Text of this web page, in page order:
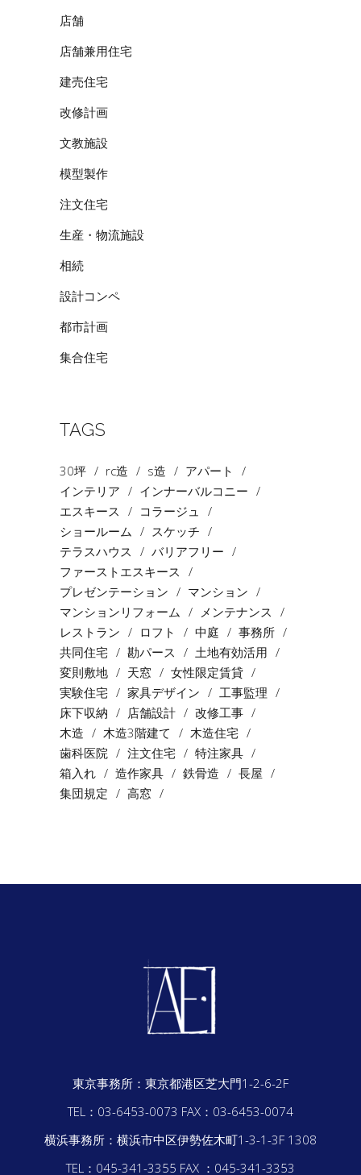
店舗
店舗兼用住宅
建売住宅
改修計画
文教施設
模型製作
注文住宅
生産・物流施設
相続
設計コンペ
都市計画
集合住宅
TAGS
30坪 rc造 s造
アパート
インテリア
インナーバルコニー
エスキース
コラージュ
ショールーム
スケッチ
テラスハウス
バリアフリー
ファーストエスキース
プレゼンテーション
マンション
マンションリフォーム
メンテナンス
レストラン
ロフト 中庭
事務所
共同住宅
勘パース
土地有効活用
変則敷地
天窓
女性限定賃貸
実験住宅
家具デザイン
工事監理
床下収納
店舗設計
改修工事
木造
木造3階建て
木造住宅
歯科医院
注文住宅
特注家具
箱入れ
造作家具 鉄骨造
長屋
集団規定
高窓
東京事務所： 東京都港区芝大門1-2-6-2F
TEL：03-6453-0073 FAX：03-6453-0074
横浜事務所： 横浜市中区伊勢佐木町1-3-1-3F 1308
TEL：045-341-3355 FAX ：045-341-3353